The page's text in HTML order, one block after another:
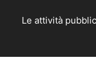
Le attività